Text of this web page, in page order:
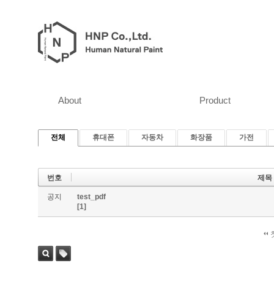
About Product
전체 휴대폰 자동차 화장품 가전
번호 제목
공지
test_pdf
[1]